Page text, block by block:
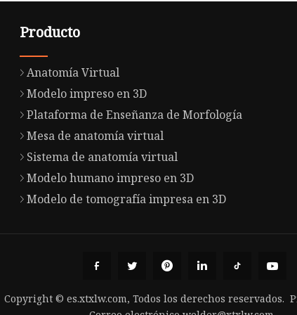
Producto
Anatomía Virtual
Modelo impreso en 3D
Plataforma de Enseñanza de Morfología
Mesa de anatomía virtual
Sistema de anatomía virtual
Modelo humano impreso en 3D
Modelo de tomografía impresa en 3D
Copyright © es.xtxlw.com, Todos los derechos reservados.